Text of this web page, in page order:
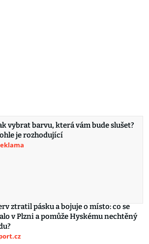
vybrat barvu, která vám bude slušet?
je rozhodující
ztratil pásku a bojuje o místo: co se
v Plzni a pomůže Hyskému nechtěný